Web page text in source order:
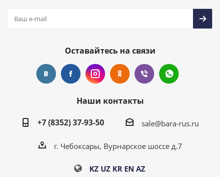
Оставайтесь на связи
Наши контакты
+7 (8352) 37-93-50
sale@bara-rus.ru
г. Чебоксары, Вурнарское шоссе д.7
KZ UZ KR EN AZ